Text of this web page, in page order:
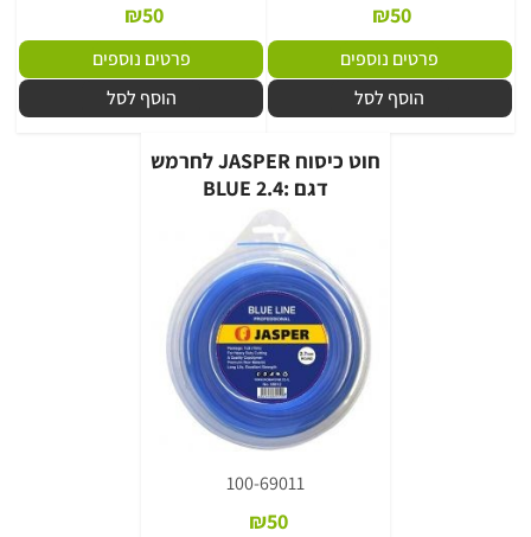
₪50
פרטים נוספים
הוסף לסל
₪50
פרטים נוספים
הוסף לסל
חוט כיסוח JASPER לחרמש
דגם :BLUE 2.4
100-69011
₪50